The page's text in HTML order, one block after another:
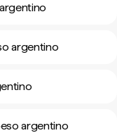
argentino
argentino